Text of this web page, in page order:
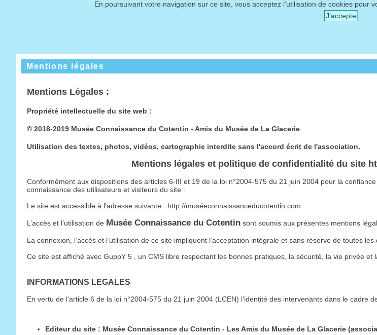
En poursuivant votre navigation sur ce site, vous acceptez l'utilisation de cookies pour
J'accepte
Mentions légales
Mentions Légales :
Propriété intellectuelle du site web :
© 2018-2019 Musée Connaissance du Cotentin - Amis du Musée de La Glacerie
Utilisation des textes, photos, vidéos, cartographie interdite sans l'accord écrit de l'association.
Mentions légales et politique de confidentialité du site
Conformément aux dispositions des articles 6-III et 19 de la loi n°2004-575 du 21 juin 2004 pour la
connaissance des utilisateurs et visiteurs du site :
Le site est accessible à l’adresse suivante : http://muséeconnaissanceducotentin.com
L’accès et l’utilisation de Musée Connaissance du Cotentin sont soumis aux présentes mentions
La connexion, l’accès et l’utilisation de ce site impliquent l’acceptation intégrale et sans réserve de toutes
Ce site est affiché avec GuppY 5 , un CMS libre respectant les bonnes pratiques, la sécurité, la vie privée
INFORMATIONS LEGALES
En vertu de l’article 6 de la loi n°2004-575 du 21 juin 2004 (LCEN) l’identité des intervenants dans le
Editeur du site : Musée Connaissance du Cotentin - Les Amis du Musée de La Glacerie